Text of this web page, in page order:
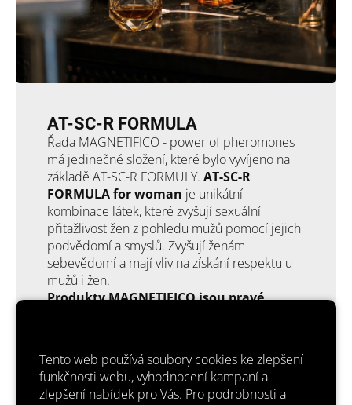
Tento web používá soubory cookies ke zlepšení
funkčnosti webu, vyhodnocení kampaní a
zlepšení nabídek pro Vás. Pro podrobnosti a
AT-SC-R FORMULA
Řada MAGNETIFICO - power of pheromones
má jedinečné složení, které bylo vyvíjeno na
základě AT-SC-R FORMULY. AT-SC-R
FORMULA for woman je unikátní
kombinace látek, které zvyšují sexuální
přitažlivost žen z pohledu mužů pomocí jejich
podvědomí a smyslů. Zvyšují ženám
sebevědomí a mají vliv na získání respektu u
mužů i žen.
Produkty MAGNETIFICO jsou pravé
často píše, že prodává parfémy s feromony
pro ženy, ale často se jedná jen o toaletní
vodu nebo parfemovanou vodu. Dejte pozor,